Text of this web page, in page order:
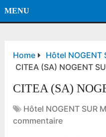
MENU
Home
Hôtel NOGENT
CITEA (SA) NOGENT
CITEA (SA)
Hôtel NOGENT SUR
commentaire